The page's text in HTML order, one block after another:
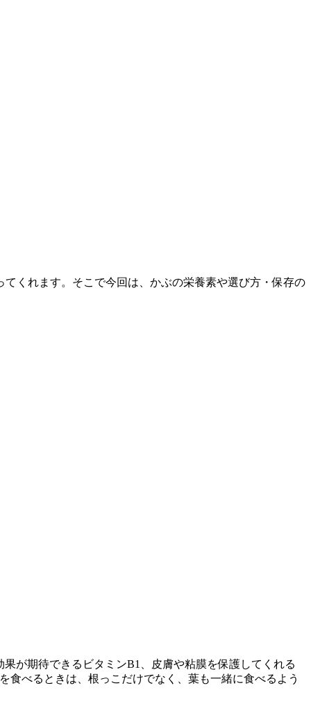
くれます。そこで今回は、かぶの栄養素や選び方・保存の
が期待できるビタミンB1、皮膚や粘膜を保護してくれる
べるときは、根っこだけでなく、葉も一緒に食べるよう